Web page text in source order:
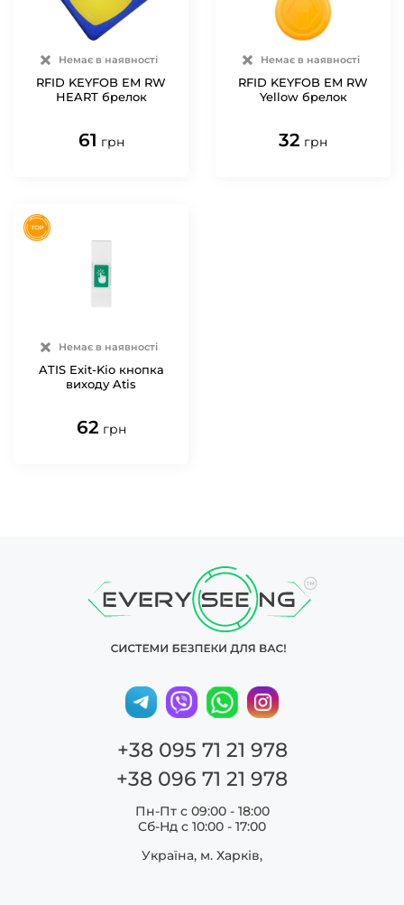
Немає в наявності
RFID KEYFOB EM RW
HEART брелок
61 грн
Немає в наявності
RFID KEYFOB EM RW
Yellow брелок
32 грн
Немає в наявності
ATIS Exit-Kio кнопка
виходу Atis
62 грн
+38 095 71 21 978
+38 096 71 21 978
Пн-Пт с 09:00 - 18:00
Сб-Нд c 10:00 - 17:00
Україна, м. Харків,